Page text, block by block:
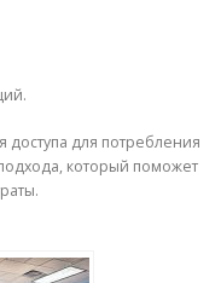
доступа для потребления
который поможет